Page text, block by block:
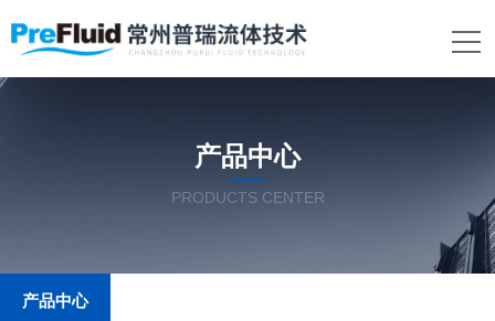
产品中心
PRODUCTS CENTER
产品中心